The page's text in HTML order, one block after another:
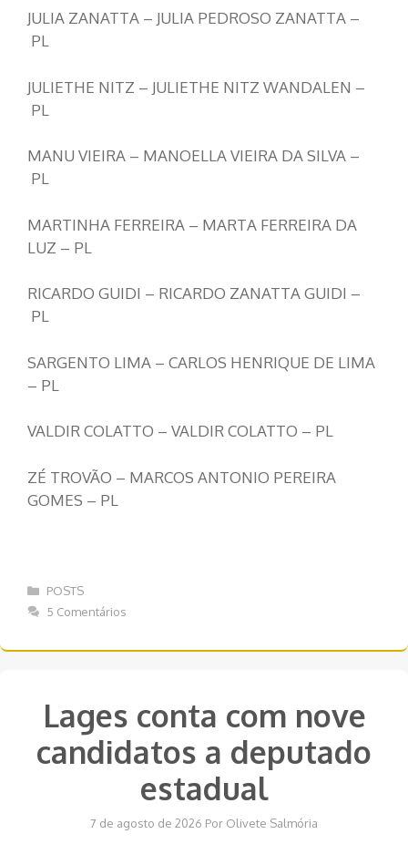
JULIA ZANATTA – JULIA PEDROSO ZANATTA –
PL
JULIETHE NITZ – JULIETHE NITZ WANDALEN –
PL
MANU VIEIRA – MANOELLA VIEIRA DA SILVA –
PL
MARTINHA FERREIRA – MARTA FERREIRA DA
LUZ – PL
RICARDO GUIDI – RICARDO ZANATTA GUIDI –
PL
SARGENTO LIMA – CARLOS HENRIQUE DE LIMA
– PL
VALDIR COLATTO – VALDIR COLATTO – PL
ZÉ TROVÃO – MARCOS ANTONIO PEREIRA
GOMES – PL
Categorias
POSTS
5 Comentários
Lages conta com nove
candidatos a deputado
estadual
7 de agosto de 2026 Por Olivete Salmória